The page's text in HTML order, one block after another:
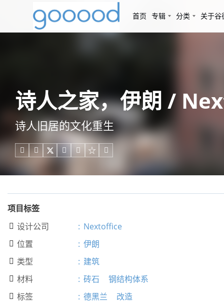
首页 专辑 分类 关于谷
诗人之家，伊朗 /
诗人旧居的文化重生
    
项目标签
 设计公司 : Nextoffice
 位置 : 伊朗
 类型 : 建筑
 材料 : 砖石 钢结构体系
 标签 : 德黑兰 改造